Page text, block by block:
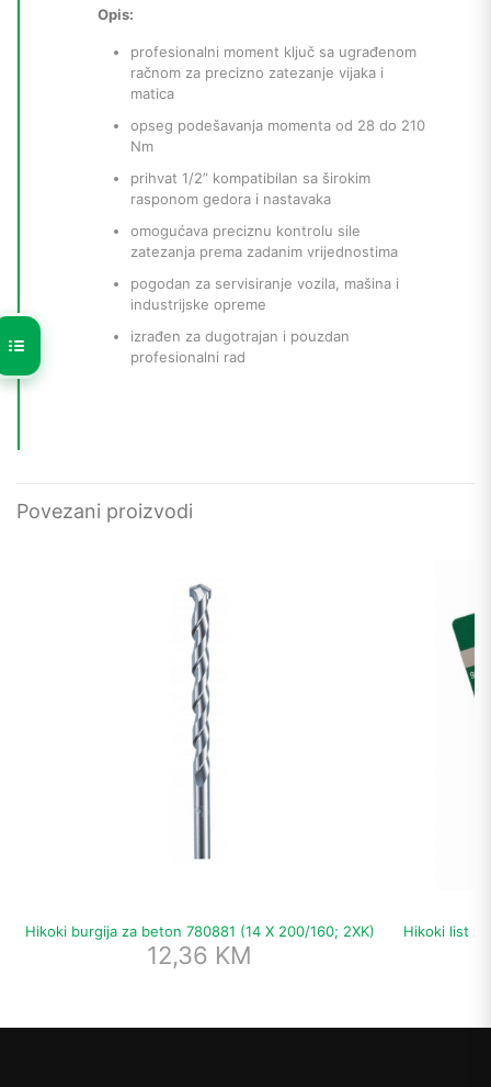
Opis:
profesionalni moment ključ sa ugrađenom
račnom za precizno zatezanje vijaka i
matica
opseg podešavanja momenta od 28 do 210
Nm
prihvat 1/2” kompatibilan sa širokim
rasponom gedora i nastavaka
omogućava preciznu kontrolu sile
zatezanja prema zadanim vrijednostima
pogodan za servisiranje vozila, mašina i
industrijske opreme
izrađen za dugotrajan i pouzdan
profesionalni rad
Povezani proizvodi
Hikoki burgija za beton 780881 (14 X 200/160; 2XK)
12,36 KM
Hikoki list